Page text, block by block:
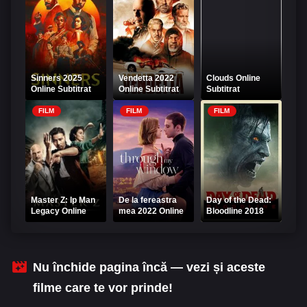
Sinners 2025
Online Subtitrat
Vendetta 2022
Online Subtitrat
Clouds Online
Subtitrat
FILM
Master Z: Ip Man
Legacy Online
Subtitrat
FILM
De la fereastra
mea 2022 Online
Subtitrat –
FILM
Day of the Dead:
Bloodline 2018
Online Subtitrat
Nu închide pagina încă — vezi și aceste
filme care te vor prinde!